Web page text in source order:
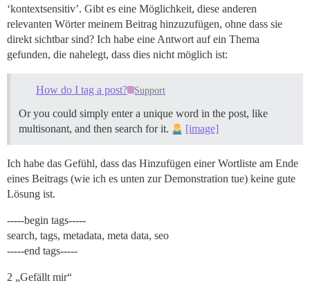
‘kontextsensitiv’. Gibt es eine Möglichkeit, diese anderen
relevanten Wörter meinem Beitrag hinzuzufügen, ohne dass sie
direkt sichtbar sind? Ich habe eine Antwort auf ein Thema
gefunden, die nahelegt, dass dies nicht möglich ist:
How do I tag a post? Support
Or you could simply enter a unique word in the post, like
multisonant, and then search for it.
[image]
Ich habe das Gefühl, dass das Hinzufügen einer Wortliste am Ende
eines Beitrags (wie ich es unten zur Demonstration tue) keine gute
Lösung ist.
-----begin tags-----
search, tags, metadata, meta data, seo
-----end tags-----
2 „Gefällt mir“